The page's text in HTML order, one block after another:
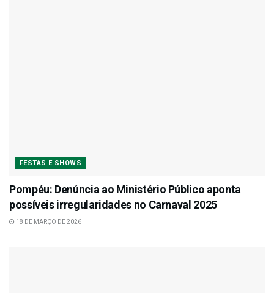
FESTAS E SHOWS
Pompéu: Denúncia ao Ministério Público aponta
possíveis irregularidades no Carnaval 2025
18 DE MARÇO DE 2026